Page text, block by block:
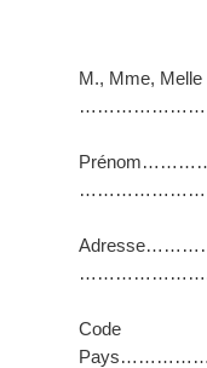
M., Mme,
…………………